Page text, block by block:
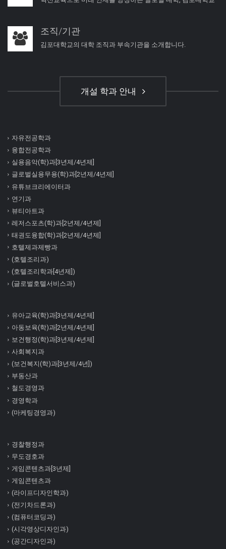
조직/기관
김포대학교의 대학 조직과 부속기관을 소개합니다.
개설 학과 안내
자유전공학과
융합전공학과
실용음악(학)과[3년제/4년제]
글로벌실용무용(학)과[2년제/4년제]
유튜브크리에이터과
연기과
뷰티아트과
레저스포츠(학)과[2년제/4년제]
태권도융합(학)과[2년제/4년제]
호텔제과제빵과
(호텔조리과)
(호텔조리학과[4년제])
(글로벌호텔서비스과)
유아교육(학)과[3년제/4년제]
아동보육(학)과[2년제/4년제]
보건행정(학)과[3년제/4년제]
사회복지과
(보건복지(학)과[3년제/4년])
부동산과
철도경영과
경영학과
(마케팅경영과)
경찰행정과
무도경호과
게임콘텐츠과[3년제]
게임콘텐츠과
(라이프디자인학과)
(전기차드론과)
(컴퓨터코딩과)
(시각영상디자인과)
(공간디자인과)